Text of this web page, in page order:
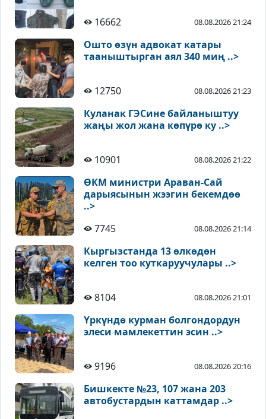
16662 08.08.2026 21:24
Ошто өзүн адвокат катары
тааныштырган аял 340 миң ..>
12750 08.08.2026 21:23
Куланак ГЭСине байланыштуу
жаңы жол жана көпүрө ку ..>
10901 08.08.2026 21:22
ӨКМ министри Араван-Сай
дарыясынын жээгин бекемдөө
..>
7745
08.08.2026 21:14
Кыргызстанда 13 өлкөдөн
келген тоо куткаруучулары ..>
8104 08.08.2026 21:01
Үркүндө курман болгондордун
элеси мамлекеттин эсин ..>
9196 08.08.2026 20:16
Бишкекте №23, 107 жана 203
автобустардын каттамдар ..>